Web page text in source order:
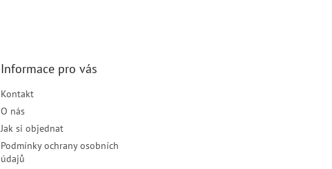
Informace pro vás
Kontakt
O nás
Jak si objednat
Podmínky ochrany osobních
údajů